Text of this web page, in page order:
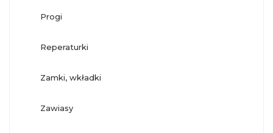
progi
reperaturki
zamki, wkładki
zawiasy